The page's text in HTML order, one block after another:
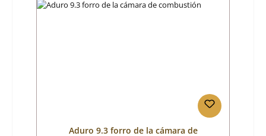
Aduro 9.3 forro de la cámara de